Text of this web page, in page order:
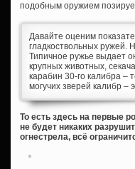
подобным оружием
Давайте оценим
гладкоствольных ружей.
Типичное ружье выдает
крупных животных,
карабин 30-го калибра
могучих зверей калибр –
То есть здесь на первые
не будет никаких
огнестрела, всё